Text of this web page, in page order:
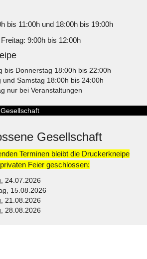
bis 11:00h und 18:00h bis 19:00h
9:00h bis 12:00h
bis Donnerstag 18:00h bis 22:00h
und Samstag 18:00h bis 24:00h
nur bei Veranstaltungen
Gesellschaft
Terminen bleibt die Druckerkneipe
Feier geschlossen:
24.07.2026
15.08.2026
21.08.2026
28.08.2026